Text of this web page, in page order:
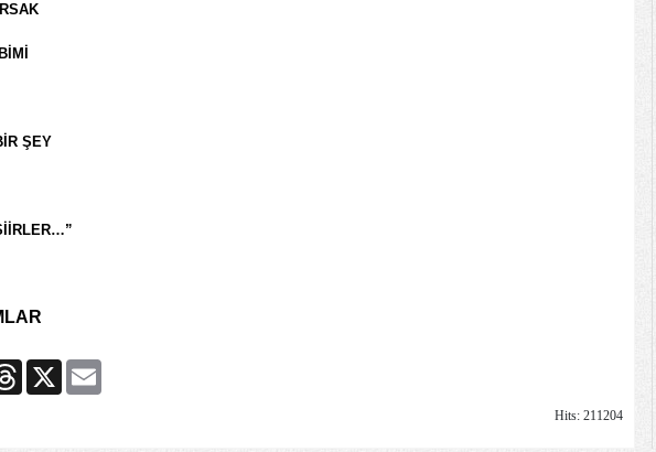
ŞEY
Threads
X
Hits: 211204